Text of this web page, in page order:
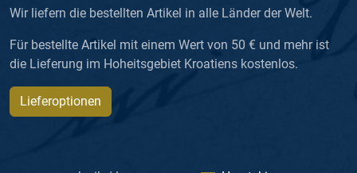
Wir liefern die bestellten Artikel in alle Länder der Welt.
Für bestellte Artikel mit einem Wert von 50 € und mehr ist
die Lieferung im Hoheitsgebiet Kroatiens kostenlos.
Lieferoptionen